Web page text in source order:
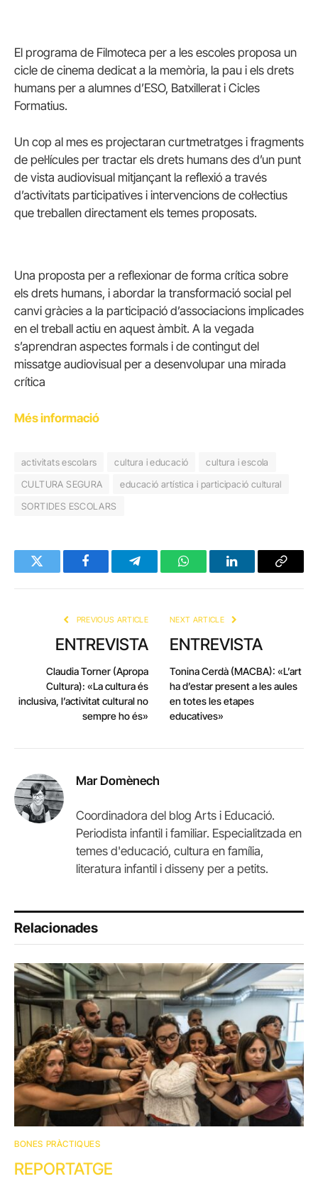
El programa de Filmoteca per a les escoles proposa un
cicle de cinema dedicat a la memòria, la pau i els drets
humans per a alumnes d’ESO, Batxillerat i Cicles
Formatius.
Un cop al mes es projectaran curtmetratges i fragments
de pel·lícules per tractar els drets humans des d’un punt
de vista audiovisual mitjançant la reflexió a través
d’activitats participatives i intervencions de col·lectius
que treballen directament els temes proposats.
Una proposta per a reflexionar de forma crítica sobre
els drets humans, i abordar la transformació social pel
canvi gràcies a la participació d’associacions implicades
en el treball actiu en aquest àmbit. A la vegada
s’aprendran aspectes formals i de contingut del
missatge audiovisual per a desenvolupar una mirada
crítica
Més informació
activitats escolars cultura i educació
cultura i escola
CULTURA SEGURA
educació artística i participació cultural
SORTIDES ESCOLARS
Twitter FacebookTelegramWhatsAppLinkedInCopy
PREVIOUS ARTICLE
ENTREVISTA
Claudia Torner (Apropa
Cultura): «La cultura és
inclusiva, l’activitat cultural no
sempre ho és»
NEXT ARTICLE
ENTREVISTA
Tonina Cerdà (MACBA): «L’art
ha d’estar present a les aules
en totes les etapes
educatives»
Mar Domènech
Coordinadora del blog Arts i Educació.
Periodista infantil i familiar. Especialitzada en
temes d'educació, cultura en família,
literatura infantil i disseny per a petits.
Relacionades
BONES PRÀCTIQUES
REPORTATGE